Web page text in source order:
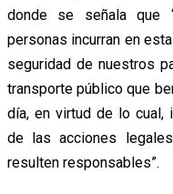
donde se señala que
personas incurran en
seguridad de nuestros
transporte público que
día, en virtud de lo cual,
de las acciones
resulten responsables”.